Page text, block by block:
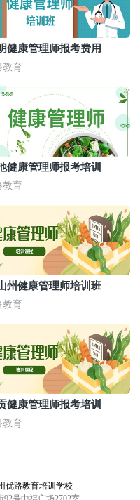
健康管理师报考费用
教育
健康管理师报考培训
教育
州健康管理师培训班
教育
健康管理师报考培训
教育
优路教育培训学校